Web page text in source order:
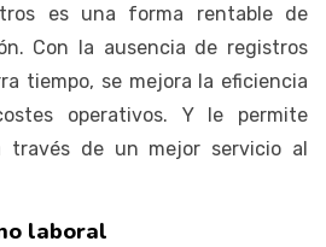
es una forma rentable de
Con la ausencia de registros
tiempo, se mejora la eficiencia
operativos. Y le permite
través de un mejor servicio al
laboral